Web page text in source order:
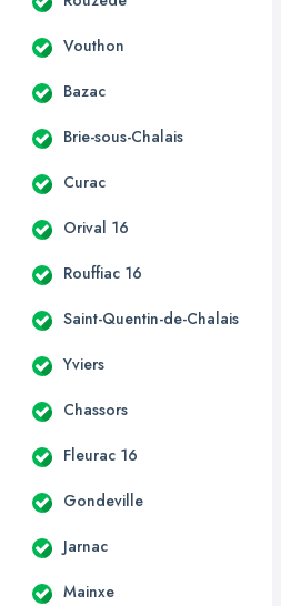
Vouthon
Bazac
Brie-sous-Chalais
Curac
Orival 16
Rouffiac 16
Saint-Quentin-de-Chalais
Yviers
Chassors
Fleurac 16
Gondeville
Jarnac
Mainxe